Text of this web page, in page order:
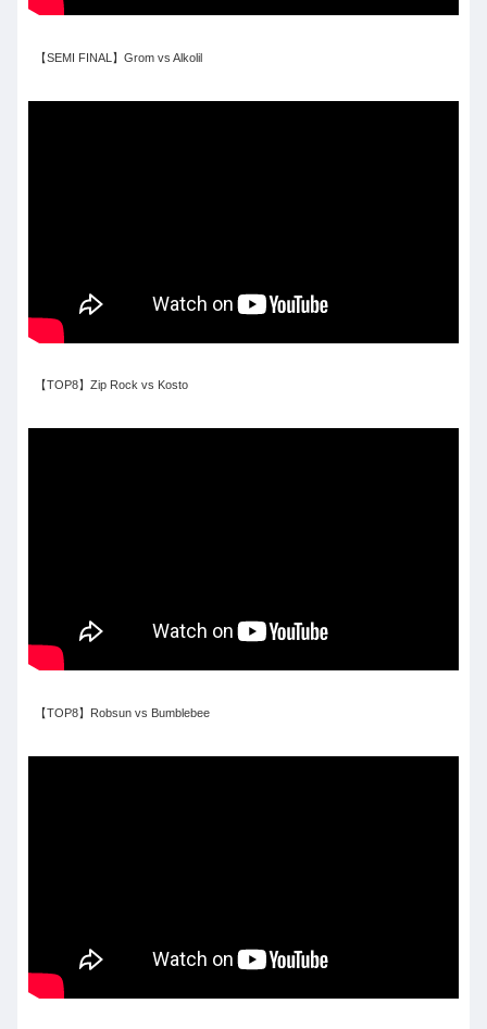
【SEMI FINAL】Grom vs Alkolil
【TOP8】Zip Rock vs Kosto
【TOP8】Robsun vs Bumblebee